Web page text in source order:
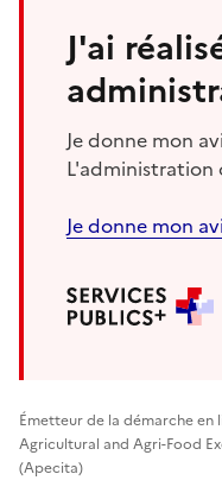
J'ai
Je donne mon
L'administration
Je donne mon
Émetteur de la démarche
Agricultural and Agri-Food
(Apecita)